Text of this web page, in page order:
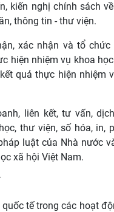
kiến nghị chính sách
thông tin - thư viện.
xác nhận và tổ
hiện nhiệm vụ khoa
quả thực hiện nhiệm
liên kết, tư vấn,
, thư viện, số hóa, in,
luật của Nhà nước
xã hội Việt Nam.
tế trong các hoạt